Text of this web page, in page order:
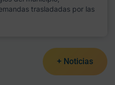
trasladadas por las
+ Noticias